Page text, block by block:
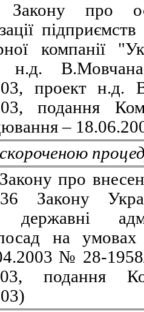
Закону про
компанії
н.д.
проект н.д.
подання
–
про
36 Закону
державні
на умовах
№ 28-
подання